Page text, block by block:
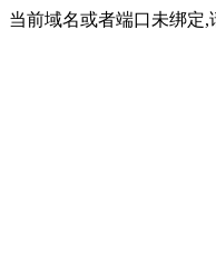
当前域名或者端口未绑定